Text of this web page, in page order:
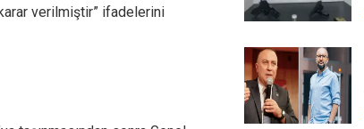
verilmiştir” ifadelerini